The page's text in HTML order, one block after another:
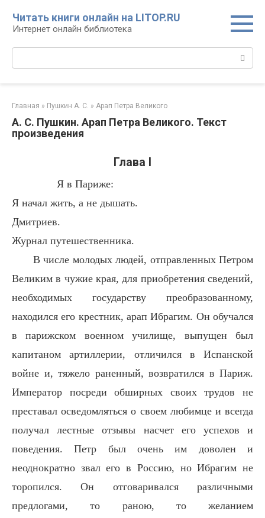
контенту
Читать книги онлайн на LITOP.RU
Интернет онлайн библиотека
Главная » Пушкин А. С. » Арап Петра Великого
А. С. Пушкин. Арап Петра Великого. Текст
произведения
Глава I
Я в Париже:
Я начал жить, а не дышать.
Дмитриев.
Журнал путешественника.
В числе молодых людей, отправленных Петром
Великим в чужие края, для приобретения сведений,
необходимых государству преобразованному,
находился его крестник, арап Ибрагим. Он обучался
в парижском военном училище, выпущен был
капитаном артиллерии, отличился в Испанской
войне и, тяжело раненный, возвратился в Париж.
Император посреди обширных своих трудов не
преставал осведомляться о своем любимце и всегда
получал лестные отзывы насчет его успехов и
поведения. Петр был очень им доволен и
неоднократно звал его в Россию, но Ибрагим не
торопился. Он отговаривался различными
предлогами, то раною, то желанием